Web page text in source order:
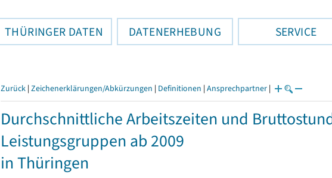
THÜRINGER DATEN DATENERHEBUNG SERVICE
Zurück | Zeichenerklärungen/Abkürzungen | Definitionen | Ansprechpartner |
Durchschnittliche Arbeitszeiten und
Leistungsgruppen ab 2009
in Thüringen